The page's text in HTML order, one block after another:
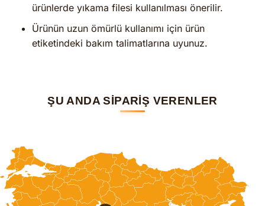
ürünlerde yıkama filesi kullanılması önerilir.
Ürünün uzun ömürlü kullanımı için ürün
etiketindeki bakım talimatlarına uyunuz.
ŞU ANDA SİPARİŞ VERENLER